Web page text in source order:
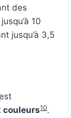
des
10
jusqu’à 3,5
couleurs10.